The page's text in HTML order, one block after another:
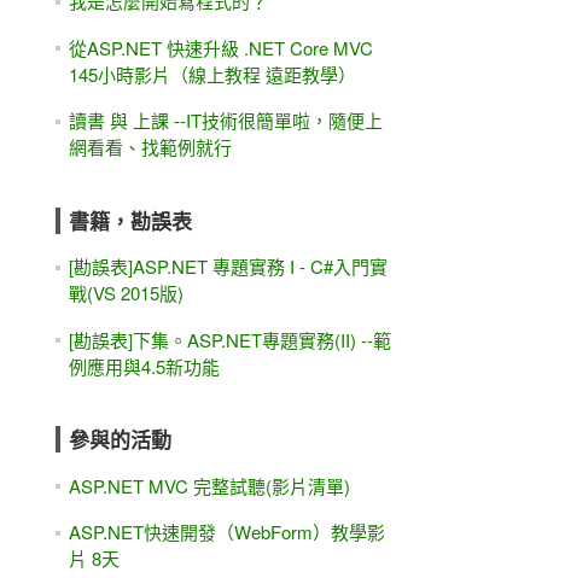
從ASP.NET 快速升級 .NET Core MVC
145小時影片（線上教程 遠距教學）
讀書 與 上課 --IT技術很簡單啦，隨便上
網看看、找範例就行
書籍，勘誤表
[勘誤表]ASP.NET 專題實務 I - C#入門實
戰(VS 2015版)
[勘誤表]下集。ASP.NET專題實務(II) --範
例應用與4.5新功能
參與的活動
ASP.NET MVC 完整試聽(影片清單)
ASP.NET快速開發（WebForm）教學影
片 8天